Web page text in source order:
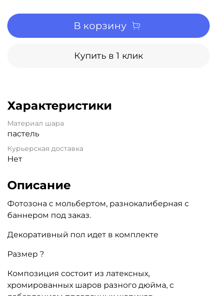
В корзину
Купить в 1 клик
Характеристики
Материал шара
пастель
Курьерская доставка
Нет
Описание
Фотозона с мольбертом, разнокалиберная с
баннером под заказ.
Декоративный пол идет в комплекте
Размер ?
Композиция состоит из латексных,
хромированных шаров разного дюйма, с